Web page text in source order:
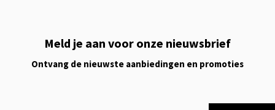
Meld je aan voor onze nieuwsbrief
Ontvang de nieuwste aanbiedingen en promoties